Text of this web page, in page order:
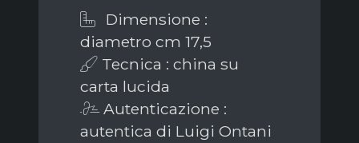
Dimensione :
diametro cm 17,5
Tecnica : china su
carta lucida
Autenticazione :
autentica di Luigi Ontani